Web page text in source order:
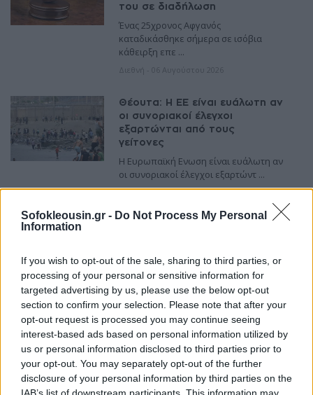
Sofokleousin.gr - Do Not Process My Personal
Information
If you wish to opt-out of the sale, sharing to third parties, or
processing of your personal or sensitive information for
targeted advertising by us, please use the below opt-out
section to confirm your selection. Please note that after your
opt-out request is processed you may continue seeing
interest-based ads based on personal information utilized by
us or personal information disclosed to third parties prior to
your opt-out. You may separately opt-out of the further
disclosure of your personal information by third parties on the
του σε διαδήλωση
Ένας 25χρονος Αφγανός
καταδικάσθηκε σήμερα σε ισόβια
κάθειρξη επε ...
Διεθνή 06 Αυγούστου 2026
Θέουτα: Η ΕΕ είναι ευάλωτη αν
οι συνοριακοί έλεγχοι
εξαρτώνται από τους
γείτονες
Η Ευρωπαϊκή Ενωση είναι ευάλωτη αν
οι συνοριακοί έλεγχοι εξαρτώντ ...
Διεθνή-06 Αυγούστου 2026
Καστοριά: Έκτακτα μέτρα για
Έκτακτα μέτρα για την καταστολή της
διασποράς της ευλογιάς των πρ ...
Ελλάδα-06 Αυγούστου 2026
Στη φυλακή ο 26χρονος
Αφγανός για τη δολοφονία
της Βρετανίδας
Προσωρινά κρατούμενος κρίθηκε ο